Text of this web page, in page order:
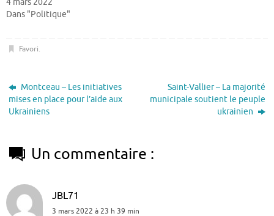
4 mars 2022
Dans "Politique"
Favori.
Montceau – Les initiatives
mises en place pour l’aide aux
Ukrainiens
Saint-Vallier – La majorité
municipale soutient le peuple
ukrainien
Un commentaire :
JBL71
3 mars 2022 à 23 h 39 min